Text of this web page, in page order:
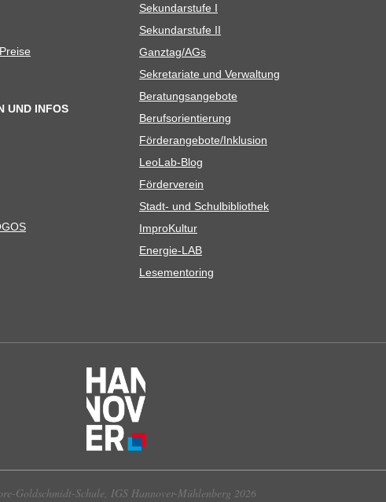
UND INFOS
Sekun­dar­stufe I
Sekun­dar­stufe II
Ganztag/​​AGs
Sekre­ta­riate und Verwaltung
Bera­tungs­an­ge­bote
Berufs­ori­en­tie­rung
Förderangebote/​​Inklusion
Leo­Lab-Blog
För­der­ver­ein
Stadt- und Schulbibliothek
Impro­Kul­tur
Ener­­gie-LAB
Lese­men­to­ring
Goldschmidt-Schule, IGS Hannover-Mühlenberg 2026